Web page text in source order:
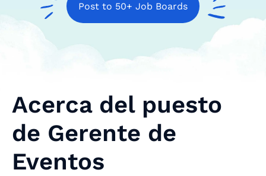
Post to 50+ Job Boards
Acerca del puesto
de Gerente de
Eventos